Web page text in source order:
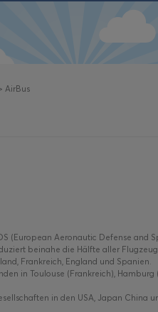
AirBus
(European Aeronautic Defense and
beinahe die Hälfte aller
Frankreich, England und Spanien.
in Toulouse (Frankreich),
in den USA, Japan China